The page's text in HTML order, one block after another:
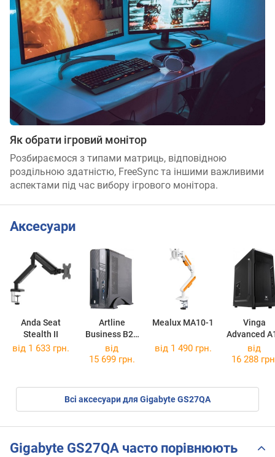
Як обрати ігровий монітор
Розбираємося з типами матриць, відповідною
роздільною здатністю, FreeSync та іншими важливими
аспектами під час вибору ігрового монітора.
Аксесуари
Anda Seat
Stealth II
Artline
Business B22
B22v01
Mealux MA10-1
Vinga
Advanced
Advanced
від 1 633 грн.
від
15 699 грн.
від 1 490 грн.
від
16 288
Всі аксесуари для Gigabyte GS27QA
Gigabyte GS27QA часто порівнюють